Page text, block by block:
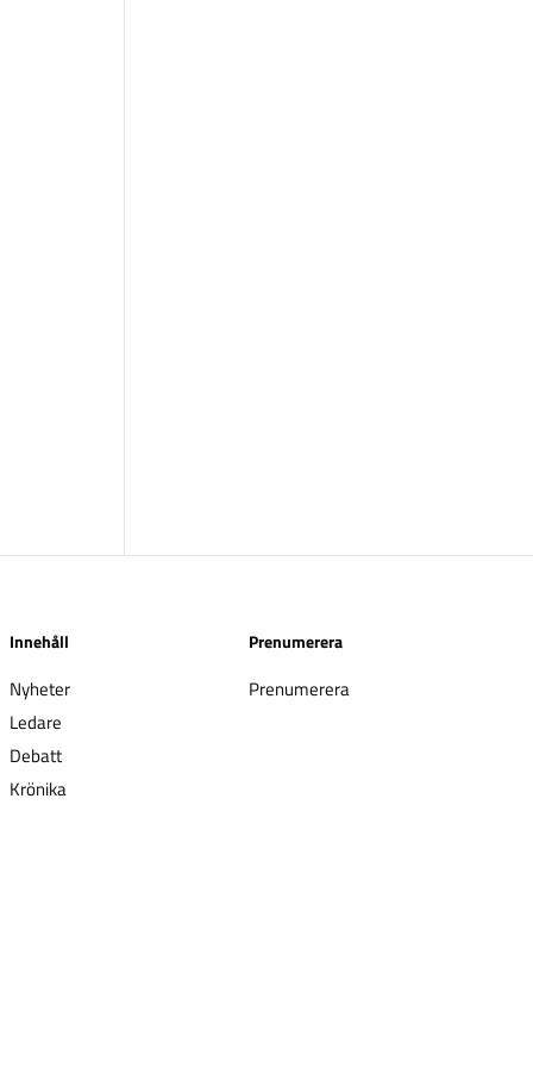
Innehåll
Nyheter
Ledare
Debatt
Krönika
Prenumerera
Prenumerera